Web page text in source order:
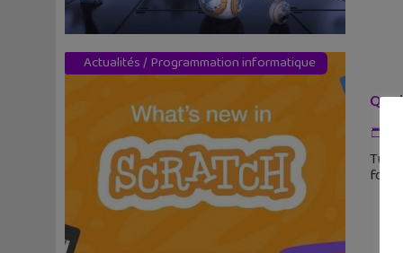
Actualités/ Programmation informatique
Tu